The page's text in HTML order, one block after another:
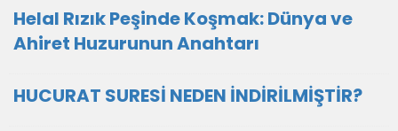
Helal Rızık Peşinde Koşmak: Dünya ve
Ahiret Huzurunun Anahtarı
HUCURAT SURESİ NEDEN İNDİRİLMİŞTİR?